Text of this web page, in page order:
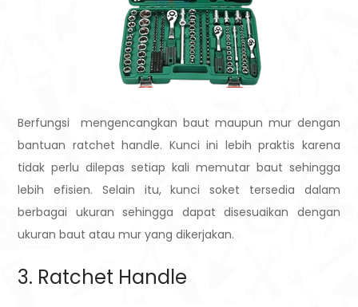
Berfungsi mengencangkan baut maupun mur dengan
bantuan ratchet handle. Kunci ini lebih praktis karena
tidak perlu dilepas setiap kali memutar baut sehingga
lebih efisien. Selain itu, kunci soket tersedia dalam
berbagai ukuran sehingga dapat disesuaikan dengan
ukuran baut atau mur yang dikerjakan.
3. Ratchet Handle